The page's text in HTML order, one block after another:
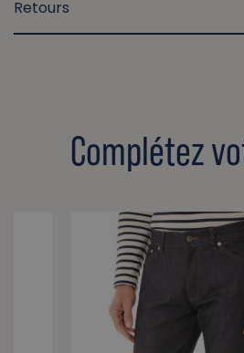
Retours
Complétez